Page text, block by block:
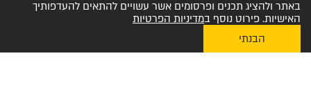
באתר ולהציג תכנים ופרסומים אשר עשויים להתאים להעדפותיך
האישיות. פירוט נוסף במדיניות הפרטיות
הבנתי